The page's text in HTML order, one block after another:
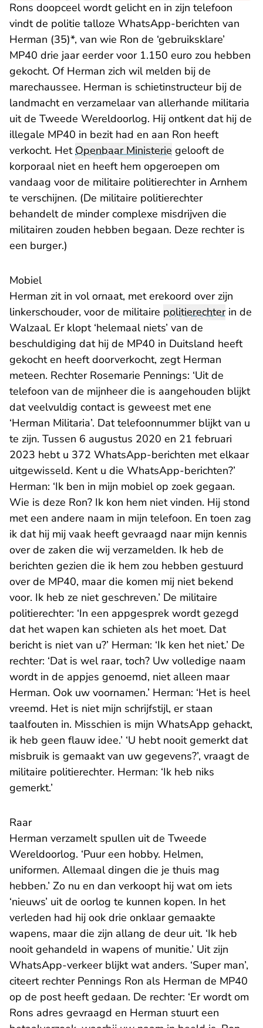
Rons doopceel wordt gelicht en in zijn telefoon
vindt de politie talloze WhatsApp-berichten van
Herman (35)*, van wie Ron de ‘gebruiksklare’
MP40 drie jaar eerder voor 1.150 euro zou hebben
gekocht. Of Herman zich wil melden bij de
marechaussee. Herman is schietinstructeur bij de
landmacht en verzamelaar van allerhande militaria
uit de Tweede Wereldoorlog. Hij ontkent dat hij de
illegale MP40 in bezit had en aan Ron heeft
verkocht. HetOpenbaar Ministerie gelooft de
korporaal niet en heeft hem opgeroepen om
vandaag voor de militaire politierechter in Arnhem
te verschijnen. (De militaire politierechter
behandelt de minder complexe misdrijven die
militairen zouden hebben begaan. Deze rechter is
een burger.)
Mobiel
Herman zit in vol ornaat, met erekoord over zijn
linkerschouder, voor de militaire politierechterin de
Walzaal. Er klopt ‘helemaal niets’ van de
beschuldiging dat hij de MP40 in Duitsland heeft
gekocht en heeft doorverkocht, zegt Herman
meteen. Rechter Rosemarie Pennings: ‘Uit de
telefoon van de mijnheer die is aangehouden blijkt
dat veelvuldig contact is geweest met ene
‘Herman Militaria’. Dat telefoonnummer blijkt van u
te zijn. Tussen 6 augustus 2020 en 21 februari
2023 hebt u 372 WhatsApp-berichten met elkaar
uitgewisseld. Kent u die WhatsApp-berichten?’
Herman: ‘Ik ben in mijn mobiel op zoek gegaan.
Wie is deze Ron? Ik kon hem niet vinden. Hij stond
met een andere naam in mijn telefoon. En toen zag
ik dat hij mij vaak heeft gevraagd naar mijn kennis
over de zaken die wij verzamelden. Ik heb de
berichten gezien die ik hem zou hebben gestuurd
over de MP40, maar die komen mij niet bekend
voor. Ik heb ze niet geschreven.’ De militaire
politierechter: ‘In een appgesprek wordt gezegd
dat het wapen kan schieten als het moet. Dat
bericht is niet van u?’ Herman: ‘Ik ken het niet.’ De
rechter: ‘Dat is wel raar, toch? Uw volledige naam
wordt in de appjes genoemd, niet alleen maar
Herman. Ook uw voornamen.’ Herman: ‘Het is heel
vreemd. Het is niet mijn schrijfstijl, er staan
taalfouten in. Misschien is mijn WhatsApp gehackt,
ik heb geen flauw idee.’ ‘U hebt nooit gemerkt dat
misbruik is gemaakt van uw gegevens?’, vraagt de
militaire politierechter. Herman: ‘Ik heb niks
gemerkt.’
Raar
Herman verzamelt spullen uit de Tweede
Wereldoorlog. ‘Puur een hobby. Helmen,
uniformen. Allemaal dingen die je thuis mag
hebben.’ Zo nu en dan verkoopt hij wat om iets
‘nieuws’ uit de oorlog te kunnen kopen. In het
verleden had hij ook drie onklaar gemaakte
wapens, maar die zijn allang de deur uit. ‘Ik heb
nooit gehandeld in wapens of munitie.’ Uit zijn
WhatsApp-verkeer blijkt wat anders. ‘Super man’,
citeert rechter Pennings Ron als Herman de MP40
op de post heeft gedaan. De rechter: ‘Er wordt om
Rons adres gevraagd en Herman stuurt een